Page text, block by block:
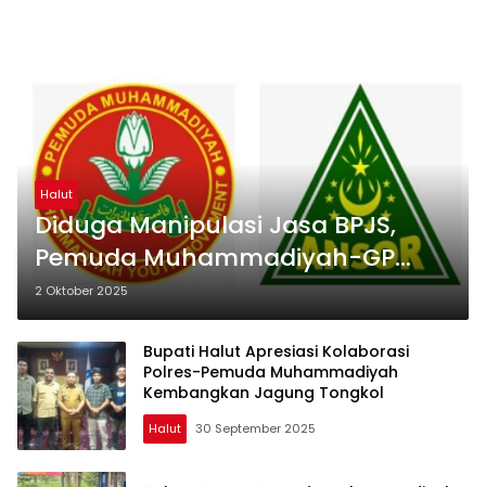
Halut
Diduga Manipulasi Jasa BPJS,
Pemuda Muhammadiyah-GP
Ansor Desak Bupati Halut ‘Suntik’
Kapus Dokulamo
2 Oktober 2025
Bupati Halut Apresiasi Kolaborasi
Polres-Pemuda Muhammadiyah
Kembangkan Jagung Tongkol
Halut 30 September 2025